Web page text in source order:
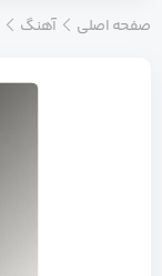
صفحه اصلی آهنگ